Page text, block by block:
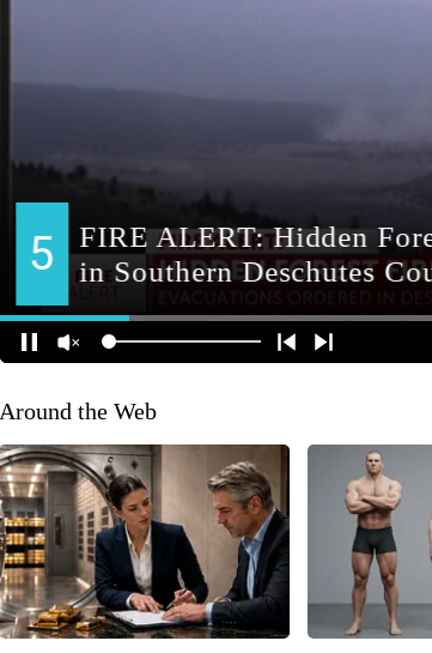
Around the Web